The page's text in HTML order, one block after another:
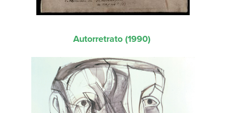
Autorretrato (1990)